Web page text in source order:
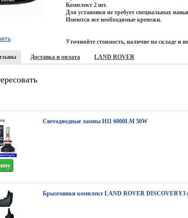
Комплект 2 шт.
Для установки не требует специальных
Имеются все необходимые крепежи.
Уточняйте стоимость, наличие на складе и
Доставка и оплата LAND ROVER
Светодиодные лампы H11 6000LM 50W
Брызговики комплект LAND ROVER DISCOVERY3